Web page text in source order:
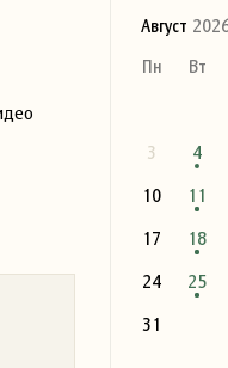
Август
Пн
Вт
3
4
10
11
17
18
24
25
31